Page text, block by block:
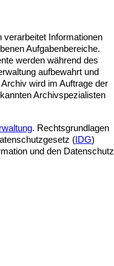
Informationen
Aufgabenbereiche.
werden während des
aufbewahrt und
wird im Auftrage der
Archivspezialisten
. Rechtsgrundlagen
( IDG)
und den Datenschutz